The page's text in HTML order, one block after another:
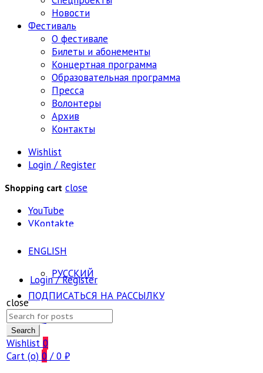
Новости
Фестиваль
О фестивале
Билеты и абонементы
Концертная программа
Образовательная программа
Пресса
Волонтеры
Архив
Контакты
Wishlist
Login / Register
Shopping cart close
YouTube
VKontakte
ENGLISH
РУССКИЙ
ПОДПИСАТЬСЯ НА РАССЫЛКУ
FAQ
Login / Register
close
Search
for:
Search
Wishlist 0
Cart (o) 0 / 0 ₽